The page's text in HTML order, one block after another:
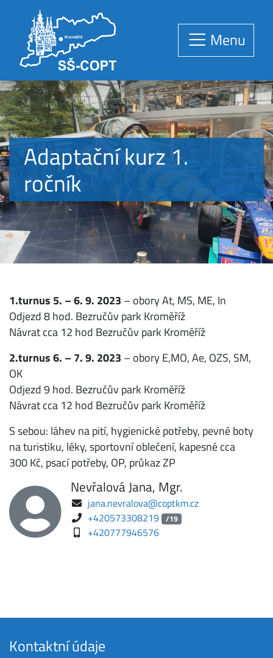
Menu
Adaptační kurz 1.
ročník
1.turnus 5. – 6. 9. 2023 – obory At, MS, ME, In
Odjezd 8 hod. Bezručův park Kroměříž
Návrat cca 12 hod Bezručův park Kroměříž
2.turnus 6. – 7. 9. 2023 – obory E,MO, Ae, OZS, SM,
OK
Odjezd 9 hod. Bezručův park Kroměříž
Návrat cca 12 hod Bezručův park Kroměříž
S sebou: láhev na pití, hygienické potřeby, pevné boty
na turistiku, léky, sportovní oblečení, kapesné cca
300 Kč, psací potřeby, OP, průkaz ZP
Nevřalová Jana, Mgr.
jana.nevralova@coptkm.cz
+420573308219 /19
+420777946576
Kontaktní údaje